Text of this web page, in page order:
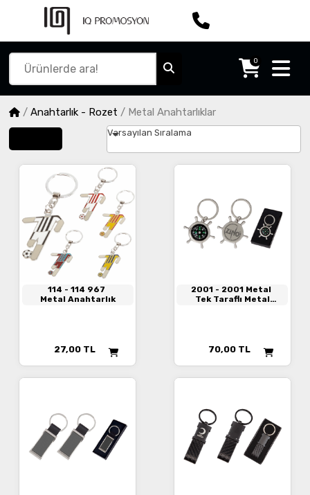
0
/ Anahtarlık - Rozet / Metal Anahtarlıklar
Varsayılan Sıralama
114 - 114 967
Metal Anahtarlık
27,00 TL
2001 - 2001 Metal
Tek Taraflı Metal
70,00 TL